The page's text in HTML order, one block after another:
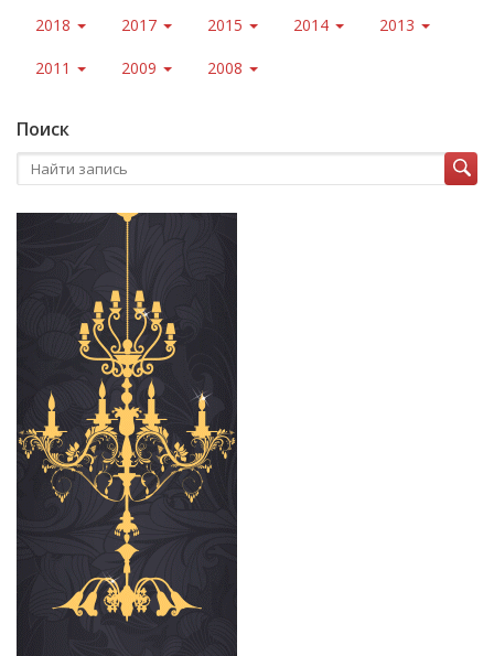
2018 2017 2015 2014 2013
2011 2009 2008
Поиск